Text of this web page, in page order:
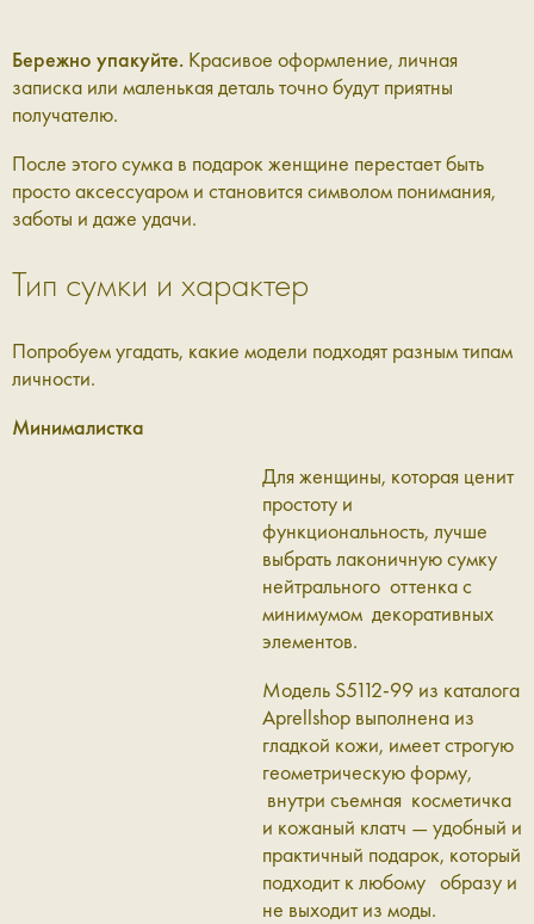
Бережно упакуйте. Красивое оформление, личная
записка или маленькая деталь точно будут приятны
получателю.
После этого сумка в подарок женщине перестает быть
просто аксессуаром и становится символом понимания,
заботы и даже удачи.
Тип сумки и характер
Попробуем угадать, какие модели подходят разным типам
личности.
Минималистка
Для женщины, которая ценит
простоту и
функциональность, лучше
выбрать лаконичную сумку
нейтрального оттенка с
минимумом декоративных
элементов.
Модель S5112-99 из каталога
Aprellshop выполнена из
гладкой кожи, имеет строгую
геометрическую форму,
внутри съемная косметичка
и кожаный клатч — удобный и
практичный подарок, который
подходит к любому образу и
не выходит из моды.